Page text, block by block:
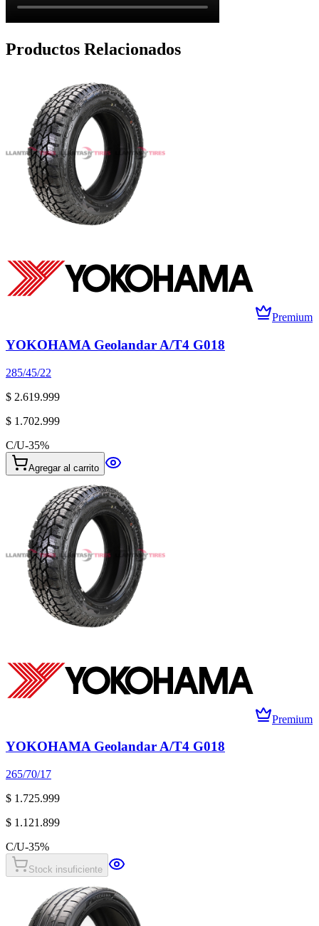
Productos Relacionados
Premium
YOKOHAMA Geolandar A/T4 G018
285/45/22
$ 2.619.999
$ 1.702.999
C/U-35%
Agregar al carrito
Premium
YOKOHAMA Geolandar A/T4 G018
265/70/17
$ 1.725.999
$ 1.121.899
C/U-35%
Stock insuficiente